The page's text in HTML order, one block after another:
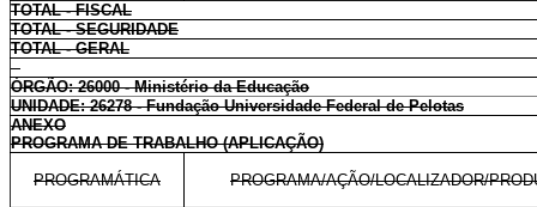
TOTAL - FISCAL
TOTAL - SEGURIDADE
TOTAL - GERAL
ÓRGÃO: 26000 - Ministério da Educação
UNIDADE: 26278 - Fundação Universidade Federal de Pelotas
ANEXO
PROGRAMA DE TRABALHO (APLICAÇÃO)
PROGRAMÁTICA PROGRAMA/AÇÃO/LOCALIZADOR/